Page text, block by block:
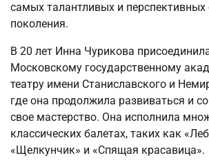
самых талантливых и перспективных
поколения.
В 20 лет Инна Чурикова
Московскому государственному
театру имени Станиславского и
где она продолжила развиваться и
свое мастерство. Она исполнила
классических балетах, таких как
«Щелкунчик» и «Спящая красавица».